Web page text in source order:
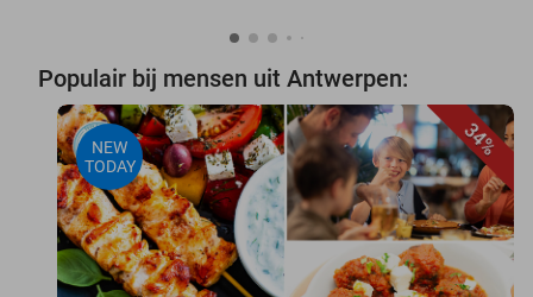
Populair bij mensen uit Antwerpen:
34%
NEW
TODAY